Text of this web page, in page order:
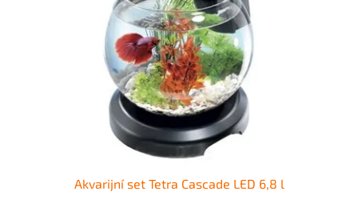
Akvarijní set Tetra Cascade LED 6,8 l